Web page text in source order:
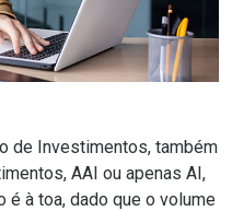
de Investimentos, também
AAI ou apenas AI,
é à toa, dado que o volume